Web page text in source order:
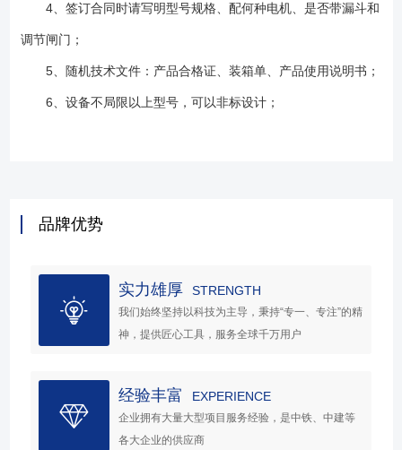
4、签订合同时请写明型号规格、配何种电机、是否带漏斗和
调节闸门；
5、随机技术文件：产品合格证、装箱单、产品使用说明书；
6、设备不局限以上型号，可以非标设计；
品牌优势
实力雄厚 STRENGTH
我们始终坚持以科技为主导，秉持“专一、专注”的精
神，提供匠心工具，服务全球千万用户
经验丰富 EXPERIENCE
企业拥有大量大型项目服务经验，是中铁、中建等
各大企业的供应商